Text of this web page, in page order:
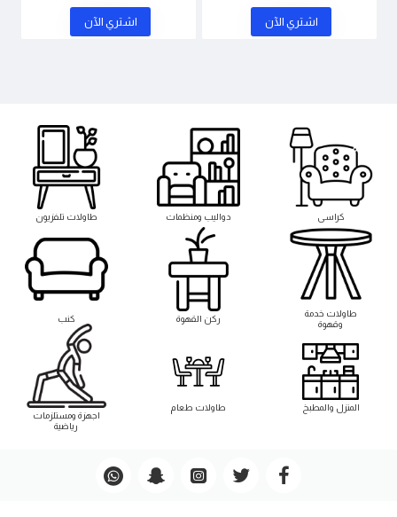
اشتري اﻵن اشتري اﻵن
كراسى دواليب ومنظمات طاولات تلفزيون
طاوﻻت خدمة
وقهوة
ركن القهوة كنب
المنزل والمطبخ
طاوﻻت طعام
اجهزة ومستلزمات
رياضية